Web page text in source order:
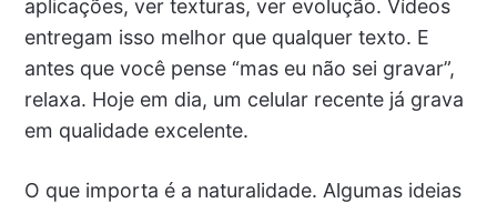
aplicações, ver texturas, ver evolução. Vídeos
entregam isso melhor que qualquer texto. E
antes que você pense “mas eu não sei gravar”,
relaxa. Hoje em dia, um celular recente já grava
em qualidade excelente.
O que importa é a naturalidade. Algumas ideias